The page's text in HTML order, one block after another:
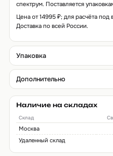
спектрум. Поставляется
Цена от 14995 ₽; для расчёта под
Доставка по всей России.
Упаковка
Дополнительно
Наличие на складах
Склад
Москва
Удаленный склад